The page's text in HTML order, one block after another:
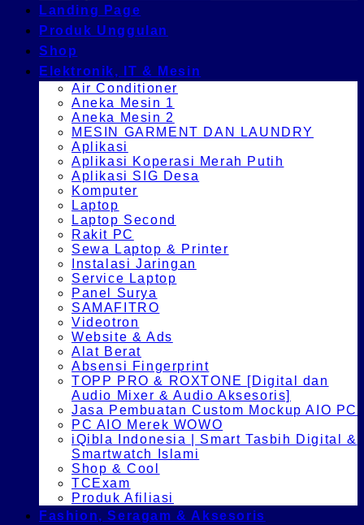
Landing Page
Produk Unggulan
Shop
Elektronik, IT & Mesin
Air Conditioner
Aneka Mesin 1
Aneka Mesin 2
MESIN GARMENT DAN LAUNDRY
Aplikasi
Aplikasi Koperasi Merah Putih
Aplikasi SIG Desa
Komputer
Laptop
Laptop Second
Rakit PC
Sewa Laptop & Printer
Instalasi Jaringan
Service Laptop
Panel Surya
SAMAFITRO
Videotron
Website & Ads
Alat Berat
Absensi Fingerprint
TOPP PRO & ROXTONE [Digital dan
Audio Mixer & Audio Aksesoris]
Jasa Pembuatan Custom Mockup AIO PC
PC AIO Merek WOWO
iQibla Indonesia | Smart Tasbih Digital &
Smartwatch Islami
Shop & Cool
TCExam
Produk Afiliasi
Fashion, Seragam & Aksesoris